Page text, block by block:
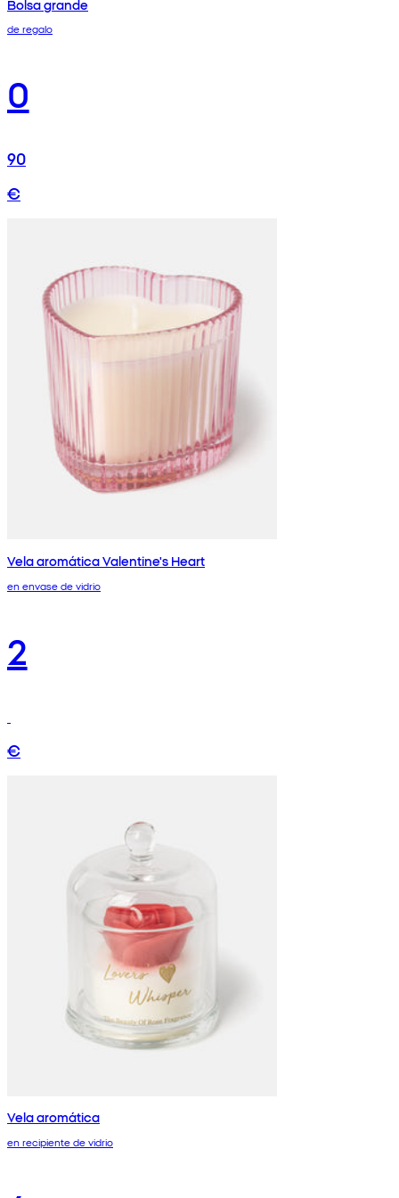
Bolsa grande
de regalo
0
90
€
Vela aromática Valentine's Heart
en envase de vidrio
2
€
Vela aromática
en recipiente de vidrio